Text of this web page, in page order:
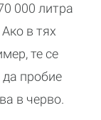
000 литра
Ако в тях
те се
да пробие
в черво.